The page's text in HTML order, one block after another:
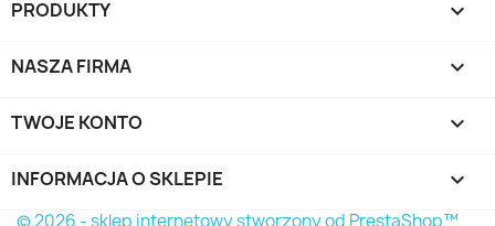
PRODUKTY 
NASZA FIRMA 
TWOJE KONTO 
INFORMACJA O SKLEPIE keyboard_arrow_down
© 2026 - sklep internetowy stworzony od PrestaShop™